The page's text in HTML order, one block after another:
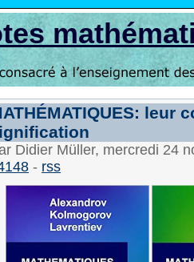
leur
Didier Müller, mercredi 24
- rss